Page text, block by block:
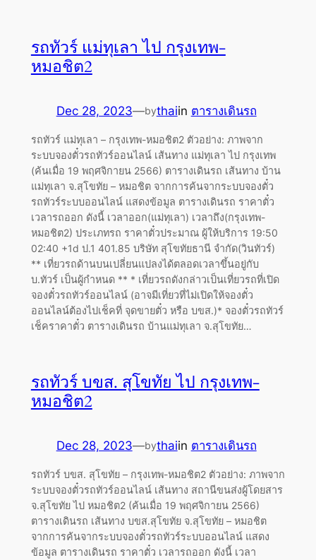
รถทัวร์ แม่ทุเลา ไป กรุงเทพ-
หมอชิต2
Dec 28, 2023—bythaiin ตารางเดินรถ
รถทัวร์ แม่ทุเลา – กรุงเทพ-หมอชิต2 ตัวอย่าง: ภาพจาก
ระบบจองตั๋วรถทัวร์ออนไลน์ เส้นทาง แม่ทุเลา ไป กรุงเทพ
(ค้นเมื่อ 19 พฤศจิกายน 2566) ตารางเดินรถ เส้นทาง บ้าน
แม่ทุเลา จ.สุโขทัย – หมอชิต จากการค้นจากระบบจองตั๋ว
รถทัวร์ระบบออนไลน์ แสดงข้อมูล ตารางเดินรถ ราคาตั๋ว
เวลารถออก ดังนี้ เวลาออก(แม่ทุเลา) เวลาถึง(กรุงเทพ-
หมอชิต2) ประเภทรถ ราคาตั๋วประมาณ ผู้ให้บริการ 19:50
02:40 +1d ป.1 401.85 บริษัท สุโขทัยธานี จำกัด(วินทัวร์)
** เที่ยวรถด้านบนเปลี่ยนแปลงได้ตลอดเวลาขึ้นอยู่กับ
บ.ทัวร์ เป็นผู้กำหนด ** * เที่ยวรถดังกล่าวเป็นเที่ยวรถที่เปิด
จองตั๋วรถทัวร์ออนไลน์ (อาจมีเที่ยวที่ไม่เปิดให้จองตั๋ว
ออนไลน์ต้องไปเช็คที่ จุดขายตั๋ว หรือ บขส.)* จองตั๋วรถทัวร์
เช็คราคาตั๋ว ตารางเดินรถ บ้านแม่ทุเลา จ.สุโขทัย…
รถทัวร์ บขส. สุโขทัย ไป กรุงเทพ-
หมอชิต2
Dec 28, 2023—bythaiin ตารางเดินรถ
รถทัวร์ บขส. สุโขทัย – กรุงเทพ-หมอชิต2 ตัวอย่าง: ภาพจาก
ระบบจองตั๋วรถทัวร์ออนไลน์ เส้นทาง สถานีขนส่งผู้โดยสาร
จ.สุโขทัย ไป หมอชิต2 (ค้นเมื่อ 19 พฤศจิกายน 2566)
ตารางเดินรถ เส้นทาง บขส.สุโขทัย จ.สุโขทัย – หมอชิต
จากการค้นจากระบบจองตั๋วรถทัวร์ระบบออนไลน์ แสดง
ข้อมูล ตารางเดินรถ ราคาตั๋ว เวลารถออก ดังนี้ เวลา